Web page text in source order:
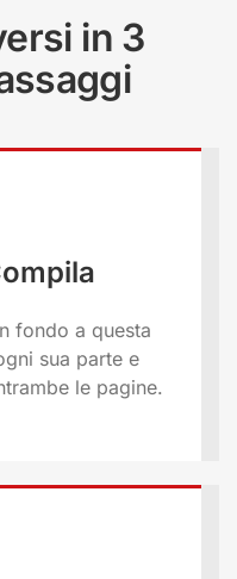
in 3
fondo a questa
sua parte e
le pagine.